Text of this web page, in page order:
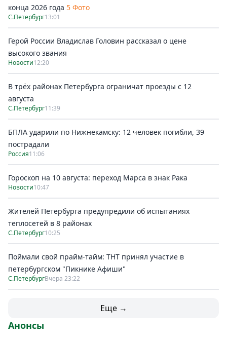
конца 2026 года 5 Фото
С.Петербург13:01
Герой России Владислав Головин рассказал о цене
высокого звания
Новости12:20
В трёх районах Петербурга ограничат проезды с 12
августа
С.Петербург11:39
БПЛА ударили по Нижнекамску: 12 человек погибли, 39
пострадали
Россия11:06
Гороскоп на 10 августа: переход Марса в знак Рака
Новости10:47
Жителей Петербурга предупредили об испытаниях
теплосетей в 8 районах
С.Петербург10:25
Поймали свой прайм-тайм: ТНТ принял участие в
петербургском "Пикнике Афиши"
С.ПетербургВчера 23:22
Еще →
Анонсы